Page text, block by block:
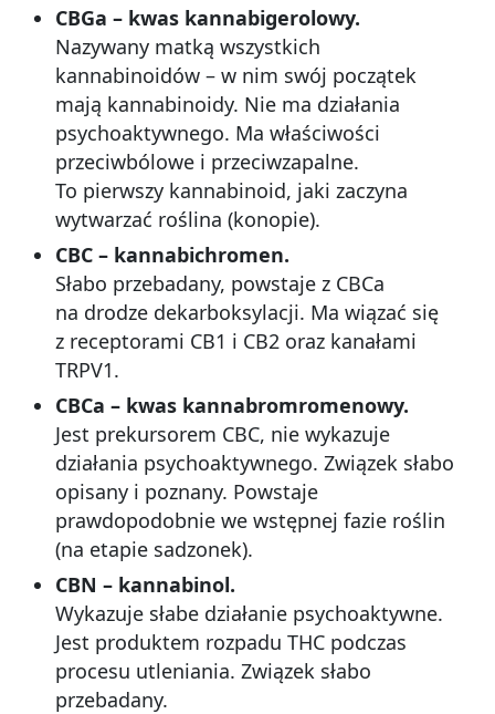
CBGa – kwas kannabigerolowy.
Nazywany matką wszystkich
kannabinoidów – w nim swój początek
mają kannabinoidy. Nie ma działania
psychoaktywnego. Ma właściwości
przeciwbólowe i przeciwzapalne.
To pierwszy kannabinoid, jaki zaczyna
wytwarzać roślina (konopie).
CBC – kannabichromen.
Słabo przebadany, powstaje z CBCa
na drodze dekarboksylacji. Ma wiązać się
z receptorami CB1 i CB2 oraz kanałami
TRPV1.
CBCa – kwas kannabromromenowy.
Jest prekursorem CBC, nie wykazuje
działania psychoaktywnego. Związek słabo
opisany i poznany. Powstaje
prawdopodobnie we wstępnej fazie roślin
(na etapie sadzonek).
CBN – kannabinol.
Wykazuje słabe działanie psychoaktywne.
Jest produktem rozpadu THC podczas
procesu utleniania. Związek słabo
przebadany.